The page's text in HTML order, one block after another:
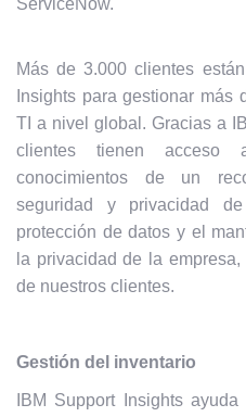
ServiceNow.
Más de 3.000 clientes
Insights para gestionar más
TI a nivel global. Gracias a
clientes tienen
conocimientos de un
seguridad y privacidad
protección de datos y el
la privacidad de la
de nuestros clientes.
Gestión del inventario
IBM Support Insights